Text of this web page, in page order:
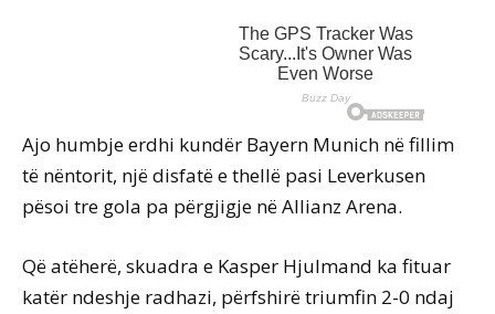
Ajo humbje erdhi kundër Bayern Munich në fillim
të nëntorit, një disfatë e thellë pasi Leverkusen
pësoi tre gola pa përgjigje në Allianz Arena.
Që atëherë, skuadra e Kasper Hjulmand ka fituar
katër ndeshje radhazi, përfshirë triumfin 2-0 ndaj